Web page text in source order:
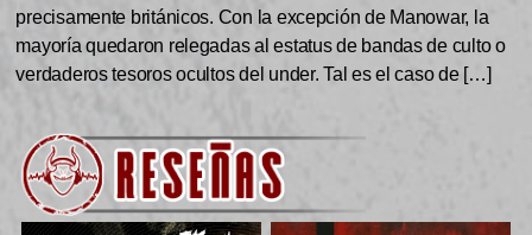
precisamente británicos. Con la excepción de Manowar, la
mayoría quedaron relegadas al estatus de bandas de culto o
verdaderos tesoros ocultos del under. Tal es el caso de […]